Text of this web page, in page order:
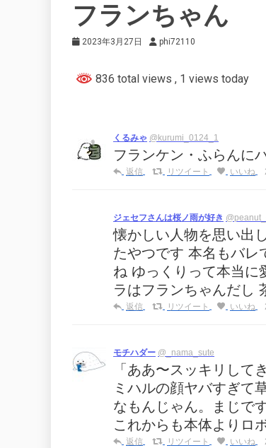
フランちゃん
2023年3月27日 phi72110
836 total views , 1 views today
くるみゃ @kurumi_0124_1
フランケン・ふらんに
返信 リツイート いいね
ジェセフさんは桜ノ雨が好き
懐かしい人物を思い出
たやつです 本名もバレ
ね ゆっくりって本当に
ラはフランちゃんだし
返信 リツイート いいね
モチハダー @_nama_sute
「ああ〜スッキリして
ミハルの顔ヤバすぎて
なもんじゃん。まじで
これからも本体よりロ
返信 リツイート いいね